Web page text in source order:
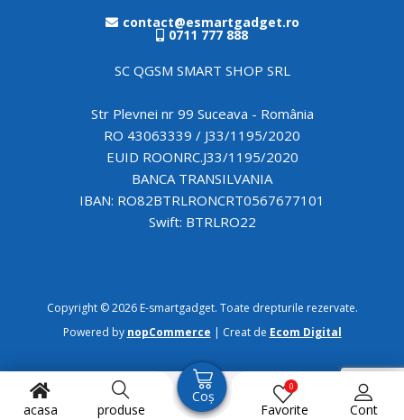
acasa produse Cont
Favorite
0
Coș
contact@esmartgadget.ro
0711 777 888
SC QGSM SMART SHOP SRL
Str Plevnei nr 99 Suceava - România
RO 43063339 / J33/1195/2020
EUID ROONRC.J33/1195/2020
BANCA TRANSILVANIA
IBAN: RO82BTRLRONCRT0567677101
Swift: BTRLRO22
Copyright © 2026 E-smartgadget. Toate drepturile rezervate.
Powered by nopCommerce | Creat de Ecom Digital